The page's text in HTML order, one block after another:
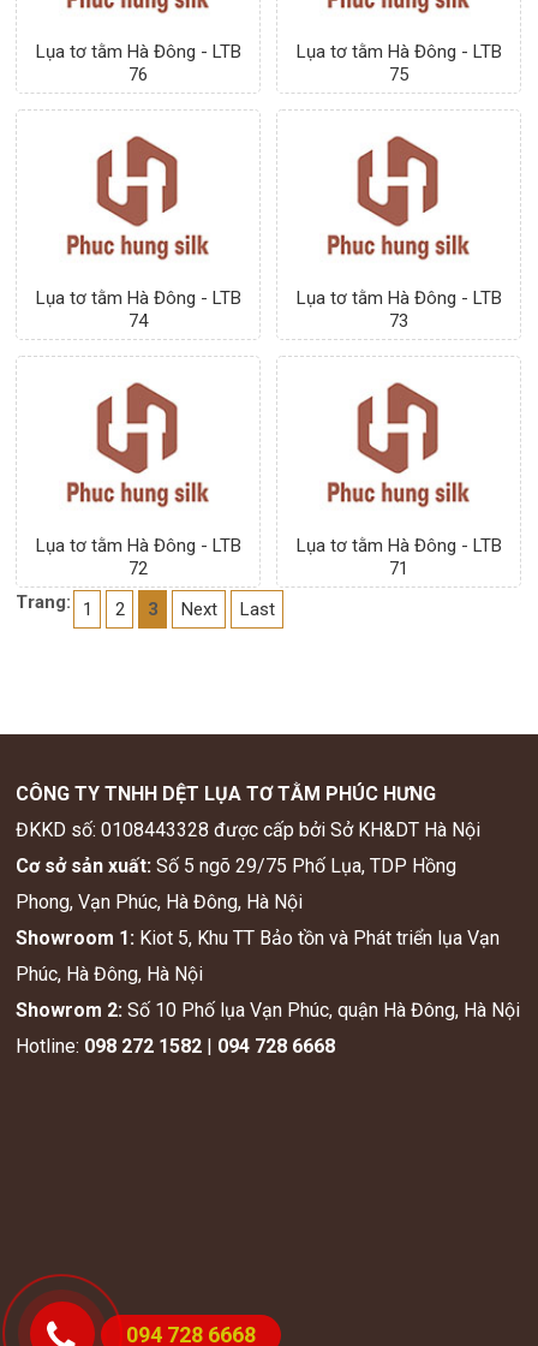
Lụa tơ tằm Hà Đông - LTB
76
Lụa tơ tằm Hà Đông - LTB
75
Lụa tơ tằm Hà Đông - LTB
74
Lụa tơ tằm Hà Đông - LTB
Lụa tơ tằm Hà Đông - LTB
71
Trang: 1 2 3 Next Last
Phúc, Hà Đông, Hà Nội
Showrom 2:Số 10 Phố lụa Vạn Phúc, quận Hà Đông, Hà Nội
094 728 6668